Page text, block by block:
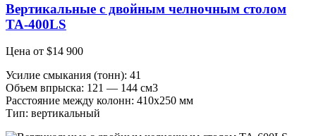
Вертикальные с двойным челночным столом
ТА-400LS
Цена от $14 900
Усилие смыкания (тонн): 41
Объем впрыска: 121 — 144 см3
Расстояние между колонн: 410х250 мм
Тип: вертикальный